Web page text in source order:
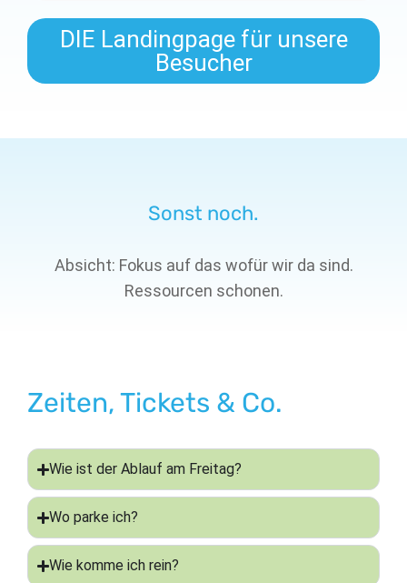
DIE Landingpage für unsere
Besucher
Sonst noch.
Absicht: Fokus auf das wofür wir da sind.
Ressourcen schonen.
Zeiten, Tickets & Co.
Wie ist der Ablauf am Freitag?
Wo parke ich?
Wie komme ich rein?